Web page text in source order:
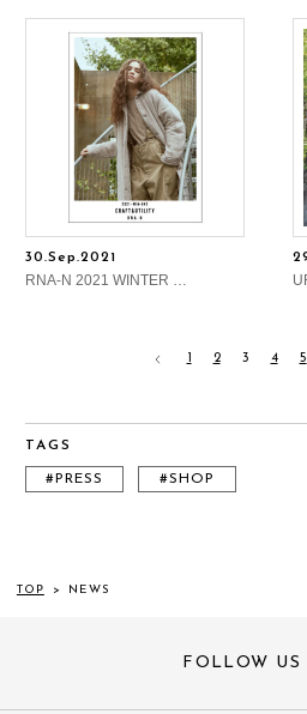
30.Sep.2021
RNA-N 2021 WINTER …
1 2 3 4 5
TAGS
#PRESS #SHOP
TOP > NEWS
FOLLOW US